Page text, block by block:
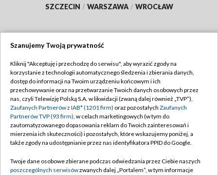
SZCZECIN / WARSZAWA / WROCŁAW
TVP
Abonament TVP
Emisja w TVP
Centrum informacji TVP
Naziemna Telewizja Cyfrowa
Rada Programowa
Regulamin TVP
Polityka prywatności
Moje zgody
Pomoc
Kontakt
Szanujemy Twoją prywatność
Kliknij "Akceptuję i przechodzę do serwisu", aby wyrazić zgody na
korzystanie z technologii automatycznego śledzenia i zbierania danych,
dostęp do informacji na Twoim urządzeniu końcowym i ich
przechowywanie oraz na przetwarzanie Twoich danych osobowych przez
nas, czyli Telewizję Polską S.A. w likwidacji (zwaną dalej również „TVP”),
Zaufanych Partnerów z IAB* (1201 firm) oraz pozostałych Zaufanych
Partnerów TVP (93 firm), w celach marketingowych (w tym do
zautomatyzowanego dopasowania reklam do Twoich zainteresowań i
mierzenia ich skuteczności) i pozostałych, które wskazujemy poniżej, a
także zgody na udostępnianie przez nas identyfikatora PPID do Google.
Twoje dane osobowe zbierane podczas odwiedzania przez Ciebie naszych
poszczególnych serwisówzwanych dalej „Portalem”, w tym informacje